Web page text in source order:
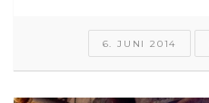
6. JUNI 2014